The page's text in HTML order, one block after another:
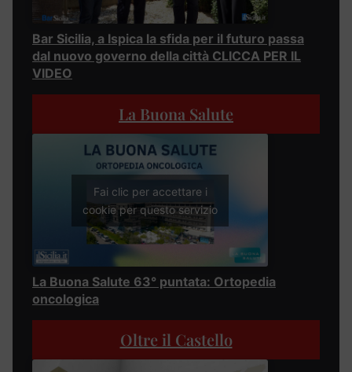
Bar Sicilia, a Ispica la sfida per il futuro passa
dal nuovo governo della città CLICCA PER IL
VIDEO
La Buona Salute
Fai clic per accettare i
cookie per questo servizio
La Buona Salute 63° puntata: Ortopedia
oncologica
Oltre il Castello